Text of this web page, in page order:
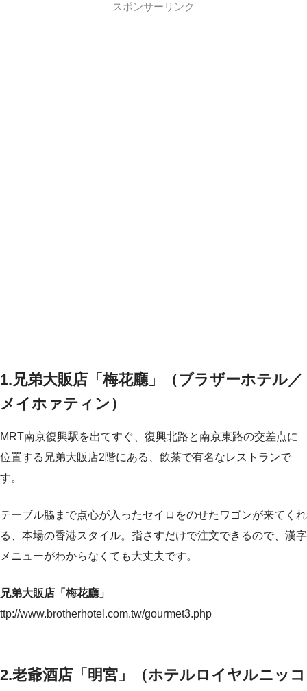
スポンサーリンク
1.兄弟大販店「梅花廳」（ブラザーホテル／
メイホァティン）
MRT南京復興駅を出てすぐ、復興北路と南京東路の交差点に
位置する兄弟大販店2階にある、飲茶で有名なレストランで
す。
テーブル脇まで点心が入ったセイロをのせたワゴンが来てくれ
る、本場の香港スタイル。指さすだけで注文できるので、漢字
メニューがわからなくても大丈夫です。
兄弟大販店「梅花廳」
ttp://www.brotherhotel.com.tw/gourmet3.php
2.老爺酒店「明宮」（ホテルロイヤルニッコ